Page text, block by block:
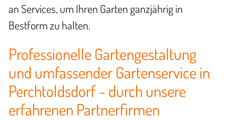
an Services, um Ihren Garten ganzjährig in
Bestform zu halten.
Professionelle Gartengestaltung
und umfassender Gartenservice in
Perchtoldsdorf - durch unsere
erfahrenen Partnerfirmen